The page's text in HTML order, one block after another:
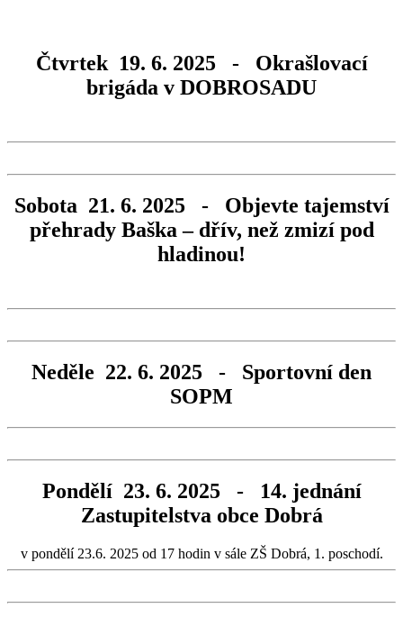
Čtvrtek 19. 6. 2025 - Okrašlovací
brigáda v DOBROSADU
Sobota 21. 6. 2025 - Objevte tajemství
přehrady Baška – dřív, než zmizí pod
hladinou!
Neděle 22. 6. 2025 - Sportovní den
SOPM
Pondělí 23. 6. 2025 - 14. jednání
Zastupitelstva obce Dobrá
v pondělí 23.6. 2025 od 17 hodin v sále ZŠ Dobrá, 1. poschodí.